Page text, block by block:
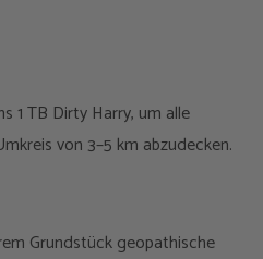
1 TB Dirty Harry, um alle
von 3–5 km abzudecken.
Grundstück geopathische